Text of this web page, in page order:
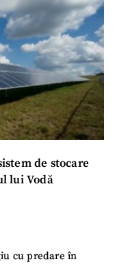
de stocare
lui Vodă
cu predare în